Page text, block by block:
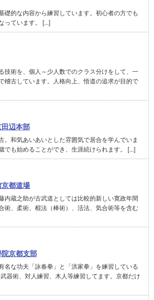
礎的な内容から練習しています。初心者の方でも
っています。 [...]
技術を、個人～少人数でのクラス分けをして、一
稽古しています。人格向上、悟道の追求が目的で
辺本部
。和気あいあいとした雰囲気で居合を学んでいま
でも始めることができ、生涯続けられます。 [...]
都道場
内蔵之助が古武道としては比較的新しい寛政年間
術、柔術、棍法（棒術）、活法、気合術等を含む
京都支部
名な功夫「詠春拳」と「洪家拳」を練習している
器術、対人練習、木人等練習してます。京都だけ